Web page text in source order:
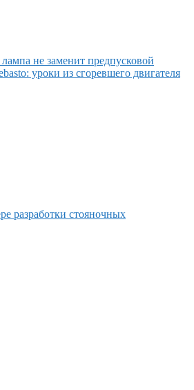
не заменит предпусковой
уроки из сгоревшего двигателя
разработки стояночных